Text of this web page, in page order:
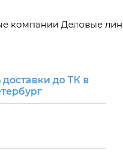
компании Деловые
до ТК в